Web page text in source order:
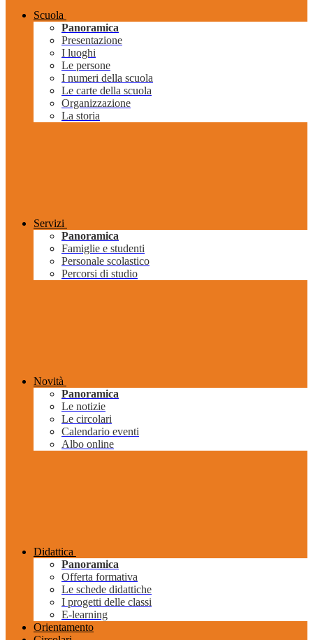
Scuola
Panoramica
Presentazione
I luoghi
Le persone
I numeri della scuola
Le carte della scuola
Organizzazione
La storia
Servizi
Panoramica
Famiglie e studenti
Personale scolastico
Percorsi di studio
Novità
Panoramica
Le notizie
Le circolari
Calendario eventi
Albo online
Didattica
Panoramica
Offerta formativa
Le schede didattiche
I progetti delle classi
E-learning
Orientamento